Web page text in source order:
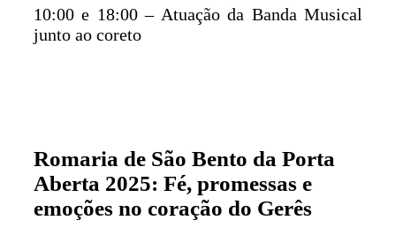
10:00 e 18:00 – Atuação da Banda Musical
junto ao coreto
Romaria de São Bento da Porta
Aberta 2025: Fé, promessas e
emoções no coração do Gerês